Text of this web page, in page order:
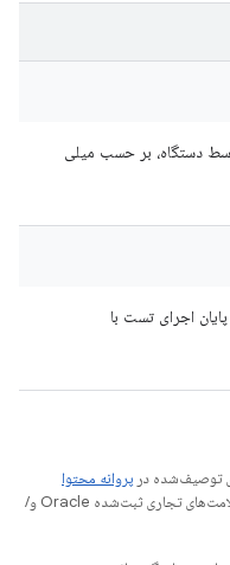
دستگاه، بر حسب میلی
اجرای تست با
توصیف‌شده در پروانه محتوا
هستند. جاوا و OpenJDK علامت‌های تجاری یا علامت‌های تجاری ثبت‌شده Oracle و/